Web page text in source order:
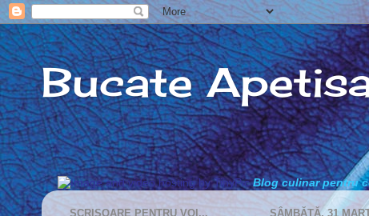
Bucate
Blog culinar pentru
SÂMBĂTĂ, 31
SCRISOARE PENTRU VOI...